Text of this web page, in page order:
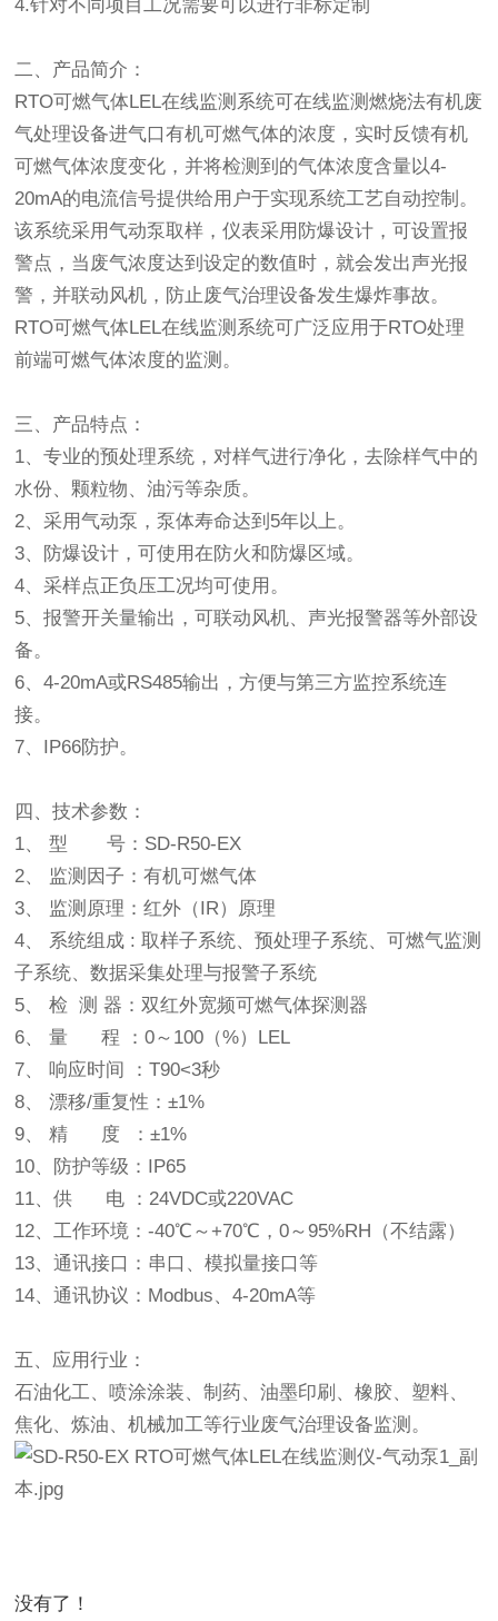
4.针对不同项目工况需要可以进行非标定制
二、产品简介：
RTO可燃气体LEL在线监测系统可在线监测燃烧法有机废
气处理设备进气口有机可燃气体的浓度，实时反馈有机
可燃气体浓度变化，并将检测到的气体浓度含量以4-
20mA的电流信号提供给用户于实现系统工艺自动控制。
该系统采用气动泵取样，仪表采用防爆设计，可设置报
警点，当废气浓度达到设定的数值时，就会发出声光报
警，并联动风机，防止废气治理设备发生爆炸事故。
RTO可燃气体LEL在线监测系统可广泛应用于RTO处理
前端可燃气体浓度的监测。
三、产品特点：
1、专业的预处理系统，对样气进行净化，去除样气中的
水份、颗粒物、油污等杂质。
2、采用气动泵，泵体寿命达到5年以上。
3、防爆设计，可使用在防火和防爆区域。
4、采样点正负压工况均可使用。
5、报警开关量输出，可联动风机、声光报警器等外部设
备。
6、4-20mA或RS485输出，方便与第三方监控系统连
接。
7、IP66防护。
四、技术参数：
1、 型 号：SD-R50-EX
2、 监测因子：有机可燃气体
3、 监测原理：红外（IR）原理
4、 系统组成 : 取样子系统、预处理子系统、可燃气监测
子系统、数据采集处理与报警子系统
5、 检 测 器：双红外宽频可燃气体探测器
6、 量 程 ：0～100（%）LEL
7、 响应时间 ：T90<3秒
8、 漂移/重复性：±1%
9、 精 度 ：±1%
10、防护等级：IP65
11、供 电 ：24VDC或220VAC
12、工作环境：-40℃～+70℃，0～95%RH（不结露）
13、通讯接口：串口、模拟量接口等
14、通讯协议：Modbus、4-20mA等
五、应用行业：
石油化工、喷涂涂装、制药、油墨印刷、橡胶、塑料、
焦化、炼油、机械加工等行业废气治理设备监测。
没有了！